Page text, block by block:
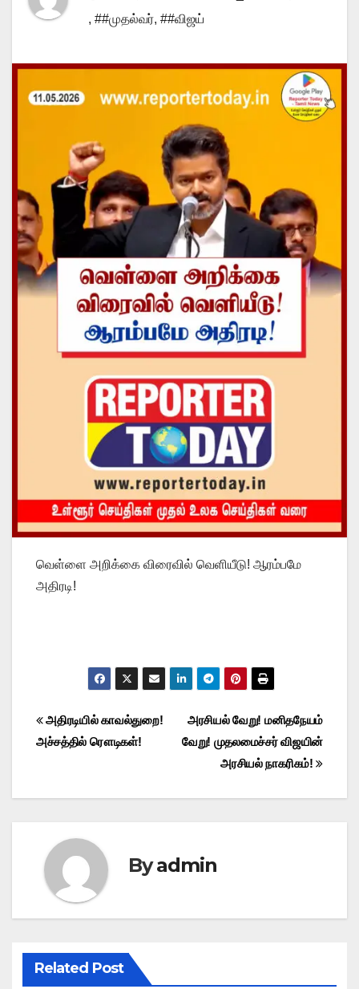
, ##முதல்வர், ##விஜய்
வெள்ளை அறிக்கை விரைவில் வெளியீடு! ஆரம்பமே
அதிரடி!
Post
navigation
அரசியல் வேறு! மனிதநேயம்
வேறு! முதலமைச்சர் விஜயின்
அரசியல் நாகரிகம்!
அதிரடியில் காவல்துறை!
அச்சத்தில் ரௌடிகள்!
Byadmin
Related Post